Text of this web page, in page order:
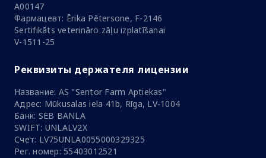
A00147
Фармацевт: Ērika Pētersone, F-2146
Sertifikāts veterināro zāļu izplatīšanai
V-1511-25
Реквизиты держателя лицензии
Название: AS "Sentor Farm Aptiekas"
Адрес: Mūkusalas iela 41b, Rīga, LV-1004
Банк: SEB BANLA
SWIFT: UNLALV2X
Счет: LV75UNLA0055000329325
Рег. номер: 55403012521